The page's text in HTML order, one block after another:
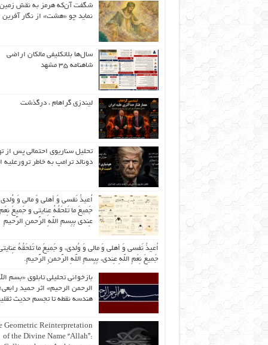
شگفت آن‌که هرمز به نقش زمین
نماید چو «هشت» از نگار آفرین
سال‌ها بلاتکلیفی مالکان اراضی
شاهنامه ۳۵ مشهد
لیندزی گراهام ، درگذشت
تحلیل سناریوی احتمالی پس از
دونالد ترامپ به خاطر ترورعلیه
اُعیذُ نَفسی وَ أهلی وَ مالی وَ
جَمیعَ ما تَلحَقُهُ عِنایتی و جَمیعَ نِعَمِ
عِندی بِبِسمِ اللّهِ الرَّحمنِ الرَّحیمِ
اُعیذُ نَفسی وَ أهلی وَ مالی وَ وُلدی، و جَمیعَ ما تَلحَقُهُ
جَمیعَ نِعَمِ اللّهِ عِندی، بِبِسمِ اللّهِ الرَّحمنِ الرَّحیمِ.
بازخوانی تحلیلی تابلوی «بسم
الرحمن الرحیم» اثر حمید رابعی؛
هندسه نقطه تا تجسم حدیث
Geometric Reinterpretation
of the Divine Name “Allah”: